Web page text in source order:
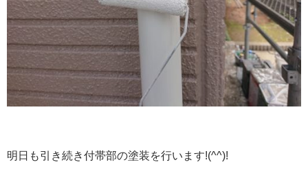
明日も引き続き付帯部の塗装を行います!(^^)!